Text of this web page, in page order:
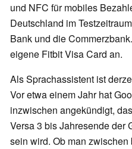
und NFC für mobiles
Deutschland im
Bank und die
eigene Fitbit Visa Card an.
Als Sprachassistent ist
Vor etwa einem Jahr hat
inzwischen angekündigt,
Versa 3 bis Jahresende der
sein wird. Ob man